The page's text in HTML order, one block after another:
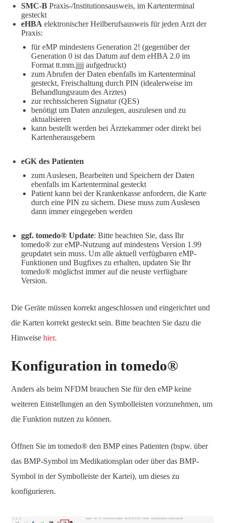
SMC-B Praxis-/Institutionsausweis, im Kartenterminal
gesteckt
eHBA elektronischer Heilberufsausweis für jeden Arzt der
Praxis:
für eMP mindestens Generation 2! (gegenüber der
Generation 0 ist das Datum auf dem eHBA 2.0 im
Format tt.mm.jjjj aufgedruckt)
zum Abrufen der Daten ebenfalls im Kartenterminal
gesteckt, Freischaltung durch PIN (idealerweise im
Behandlungsraum des Arztes)
zur rechtssicheren Signatur (QES)
benötigt um Daten anzulegen, auszulesen und zu
aktualisieren
kann bestellt werden bei Ärztekammer oder direkt bei
Kartenherausgebern
eGK des Patienten
zum Auslesen, Bearbeiten und Speichern der Daten
ebenfalls im Kartenterminal gesteckt
Patient kann bei der Krankenkasse anfordern, die Karte
durch eine PIN zu sichern. Diese muss zum Auslesen
dann immer eingegeben werden
ggf. tomedo® Update: Bitte beachten Sie, dass Ihr
tomedo® zur eMP-Nutzung auf mindestens Version 1.99
geupdatet sein muss. Um alle aktuell verfügbaren eMP-
Funktionen und Bugfixes zu erhalten, updaten Sie Ihr
tomedo® möglichst immer auf die neuste verfügbare
Version.
Die Geräte müssen korrekt angeschlossen und eingerichtet und
die Karten korrekt gesteckt sein. Bitte beachten Sie dazu die
Hinweise hier.
Konfiguration in tomedo®
Anders als beim NFDM brauchen Sie für den eMP keine
weiteren Einstellungen an den Symbolleisten vorzunehmen, um
die Funktion nutzen zu können.
Öffnen Sie im tomedo® den BMP eines Patienten (bspw. über
das BMP-Symbol im Medikationsplan oder über das BMP-
Symbol in der Symbolleiste der Kartei), um dieses zu
konfigurieren.